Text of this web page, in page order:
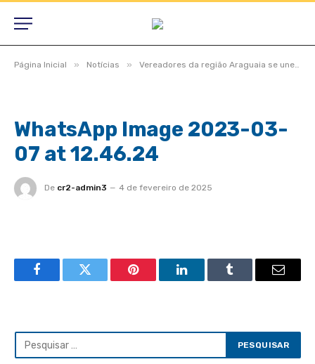
Página Inicial » Notícias » Vereadores da região Araguaia se unem em grupo de trabalho para solucionar conclusão das BRs 158 e 242
WhatsApp Image 2023-03-
07 at 12.46.24
De cr2-admin3 4 de fevereiro de 2025
FacebookTwitter Pinterest LinkedInTumblr Email